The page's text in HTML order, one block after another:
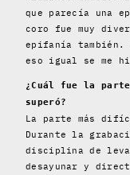
que parecía una
coro fue muy
epifanía también.
eso igual se me
¿Cuál fue la
superó?
La parte más
Durante la
disciplina de
desayunar y